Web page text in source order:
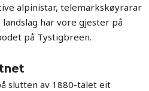
alpinistar, telemarkskøyrarar
har vore gjester på
på Tystigbreen.
slutten av 1880-talet eit